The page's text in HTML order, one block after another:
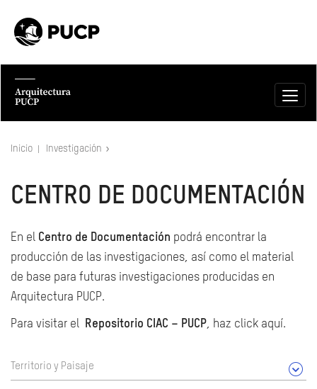
Inicio Investigación
CENTRO DE DOCUMENTACIÓN
En el Centro de Documentación podrá encontrar la
producción de las investigaciones, así como el material
de base para futuras investigaciones producidas en
Arquitectura PUCP.
Para visitar el Repositorio CIAC – PUCP, haz click aquí.
Territorio y Paisaje